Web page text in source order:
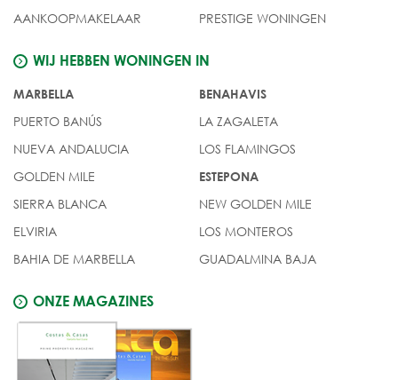
AANKOOPMAKELAAR
PRESTIGE WONINGEN
WIJ HEBBEN WONINGEN IN
MARBELLA
PUERTO BANÚS
NUEVA ANDALUCIA
GOLDEN MILE
SIERRA BLANCA
ELVIRIA
BAHIA DE MARBELLA
BENAHAVIS
LA ZAGALETA
LOS FLAMINGOS
ESTEPONA
NEW GOLDEN MILE
LOS MONTEROS
GUADALMINA BAJA
ONZE MAGAZINES